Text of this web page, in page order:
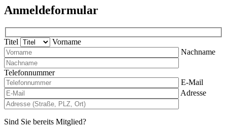
Anmeldeformular
Titel
Vorname
Nachname
Telefonnummer
E-Mail
Adresse
Sind Sie bereits Mitglied?